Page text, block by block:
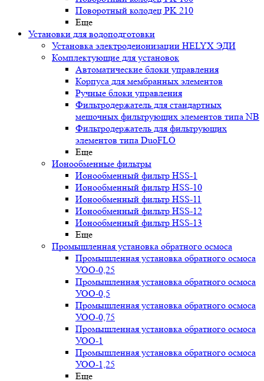
Поворотный колодец PK 210
Еще
Установки для водоподготовки
Установка электродеионизации HELYX ЭДИ
Комплектующие для установок
Автоматические блоки управления
Корпуса для мембранных элементов
Ручные блоки управления
Фильтродержатель для стандартных
мешочных фильтрующих элементов типа NB
Фильтродержатель для фильтрующих
элементов типа DuoFLO
Еще
Ионообменные фильтры
Ионообменный фильтр HSS-1
Ионообменный фильтр HSS-10
Ионообменный фильтр HSS-11
Ионообменный фильтр HSS-12
Ионообменный фильтр HSS-13
Еще
Промышленная установка обратного осмоса
Промышленная установка обратного осмоса
УОО-0,25
Промышленная установка обратного осмоса
УОО-0,5
Промышленная установка обратного осмоса
УОО-0,75
Промышленная установка обратного осмоса
УОО-1
Промышленная установка обратного осмоса
УОО-1,25
Еще